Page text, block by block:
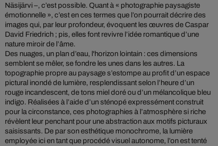
Näsijärvi –, c’est possible. Quant à « photographie paysagiste
émotionnelle », c’est en ces termes que l’on pourrait décrire des
images qui, par leur profondeur, évoquent les œuvres de Caspar
David Friedrich ; pis, elles font revivre l’idée romantique d’une
nature miroir de l’âme.
Des nuages, un plan d’eau, l'horizon lointain : ces dimensions
semblent se mêler, se fondre les unes dans les autres. La
topographie propre au paysage s’estompe au profit d’un espace
pictural inondé de lumière, resplendissant selon l’heure d’un
rouge incandescent, de tons miel doré ou d’un mélancolique bleu
indigo. Réalisées à l’aide d’un sténopé expressément construit
pour la circonstance, ces photographies à l’atmosphère si riche
révèlent leur penchant pour une abstraction aux motifs picturaux
saisissants. De par son esthétique monochrome, la lumière
employée ici en tant que procédé visuel autonome, l’on est tenté